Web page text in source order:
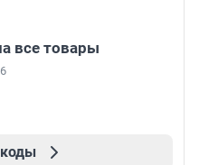
все товары